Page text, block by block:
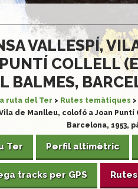
VALLESPÍ,
COLLELL
BALMES,
ruta del Ter > Rutes temàtiques >
Vila de Manlleu, colofó a Joan
Barcelona, 1953,
Ter Perfil altimètric
tracks per GPS